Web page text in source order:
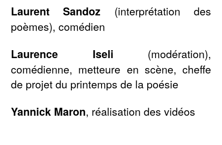
Laurent Sandoz (interprétation des
poèmes), comédien
Laurence Iseli (modération),
comédienne, metteure en scène, cheffe
de projet du printemps de la poésie
Yannick Maron, réalisation des vidéos